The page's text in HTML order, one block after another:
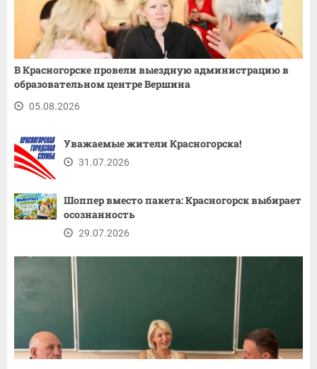
В Красногорске провели выездную администрацию в
образовательном центре Вершина
05.08.2026
Уважаемые жители Красногорска!
31.07.2026
Шоппер вместо пакета: Красногорск выбирает
осознанность
29.07.2026